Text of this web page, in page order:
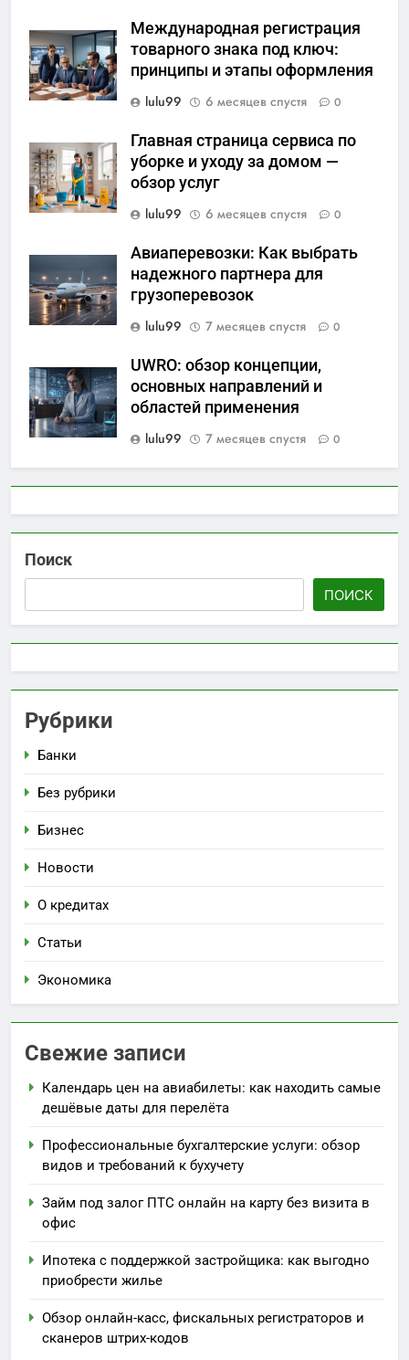
Международная регистрация
товарного знака под ключ:
принципы и этапы оформления
lulu99
6 месяцев спустя 0
Главная страница сервиса по
уборке и уходу за домом —
обзор услуг
lulu99
6 месяцев спустя 0
Авиаперевозки: Как выбрать
надежного партнера для
грузоперевозок
lulu99
7 месяцев спустя 0
UWRO: обзор концепции,
основных направлений и
областей применения
lulu99
7 месяцев спустя 0
Поиск
ПОИСК
Рубрики
Банки
Без рубрики
Бизнес
Новости
О кредитах
Статьи
Экономика
Свежие записи
Календарь цен на авиабилеты: как находить самые
дешёвые даты для перелёта
Профессиональные бухгалтерские услуги: обзор
видов и требований к бухучету
Займ под залог ПТС онлайн на карту без визита в
офис
Ипотека с поддержкой застройщика: как выгодно
приобрести жилье
Обзор онлайн-касс, фискальных регистраторов и
сканеров штрих-кодов